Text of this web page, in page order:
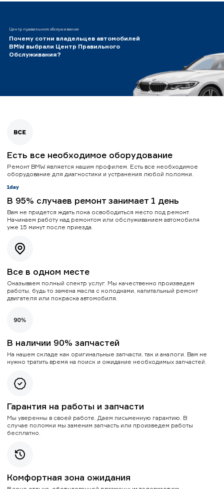
Центр правильного обслуживания
Почему сотни владельцев автомобилей
BMW выбрали Центр Правильного
Обслуживания?
Есть все необходимое оборудование
Ремонт BMW является нашим профилем. Есть все необходимое
оборудование для диагностики и устранения любой поломки.
В 95% случаев ремонт занимает 1 день
Вам не придется ждать пока освободиться место под ремонт.
Начинаем работу над ремонтом или обслуживанием автомобиля
уже 15 минут после приезда.
Все в одном месте
Оказываем полный спектр услуг. Мы качественно произведем
работы, будь то замена масла с колодками, капитальный ремонт
двигателя или покраска автомобиля.
В наличии 90% запчастей
На нашем складе как оригинальные запчасти, так и аналоги. Вам не
нужно тратить время на поиск и ожидание необходимых запчастей.
Гарантия на работы и запчасти
Мы уверенны в своей работе. Даем письменную гарантию. В
случае поломки мы заменим запчасть или произведем работы
бесплатно.
Комфортная зона ожидания